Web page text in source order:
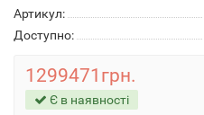
Артикул:
Доступно:
1299471грн.
Є в наявності